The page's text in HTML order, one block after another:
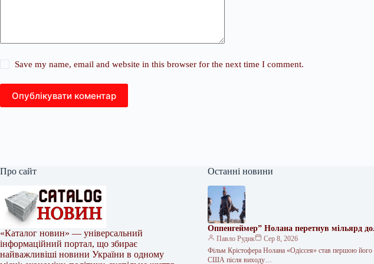
Save my name, email and website in this browser for the next time I comment.
Опублікувати коментар
Про сайт
«Каталог новин» — універсальний
інформаційний портал, що збирає
найважливіші новини України в одному
Останні новини
Оппенгеймер” Нолана перетнув мільярд
Павло Рудик
Сер 8, 2026
Фільм Крістофера Нолана «Одіссея» став першою
США після виходу…